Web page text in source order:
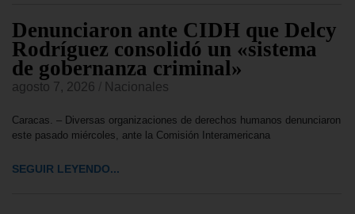
Denunciaron ante CIDH que Delcy
Rodríguez consolidó un «sistema
de gobernanza criminal»
agosto 7, 2026 Nacionales
Caracas. – Diversas organizaciones de derechos humanos denunciaron
este pasado miércoles, ante la Comisión Interamericana
SEGUIR LEYENDO...